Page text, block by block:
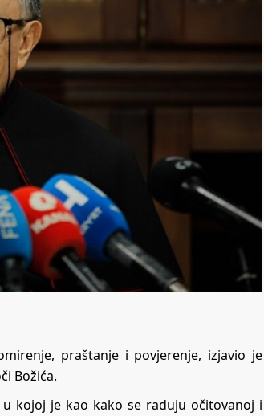
praštanje i povjerenje, izjavio je
Božića.
kojoj je kao kako se raduju očitovanoj i